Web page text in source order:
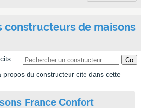
constructeurs de maisons
propos du constructeur cité dans cette
France Confort